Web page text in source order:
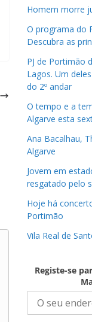
Homem morre
O programa do
Descubra as
PJ de Portimão
Lagos. Um
do 2º andar
O tempo e a
Algarve esta
Ana Bacalhau,
Algarve
Jovem em
resgatado pelo
Hoje há
Portimão
Vila Real de
Registe-se